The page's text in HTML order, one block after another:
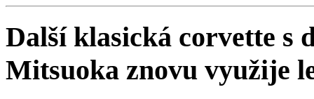
Další klasická corvette s
Mitsuoka znovu využije